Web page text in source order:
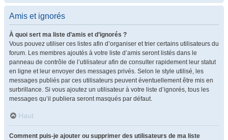
Amis et ignorés
À quoi sert ma liste d’amis et d’ignorés ?
Vous pouvez utiliser ces listes afin d’organiser et trier certains utilisateurs du
forum. Les membres ajoutés à votre liste d’amis seront listés dans le
panneau de contrôle de l’utilisateur afin de consulter rapidement leur statut
en ligne et leur envoyer des messages privés. Selon le style utilisé, les
messages publiés par ces utilisateurs peuvent éventuellement être mis en
surbrillance. Si vous ajoutez un utilisateur à votre liste d’ignorés, tous les
messages qu’il publiera seront masqués par défaut.
Haut
Comment puis-je ajouter ou supprimer des utilisateurs de ma liste